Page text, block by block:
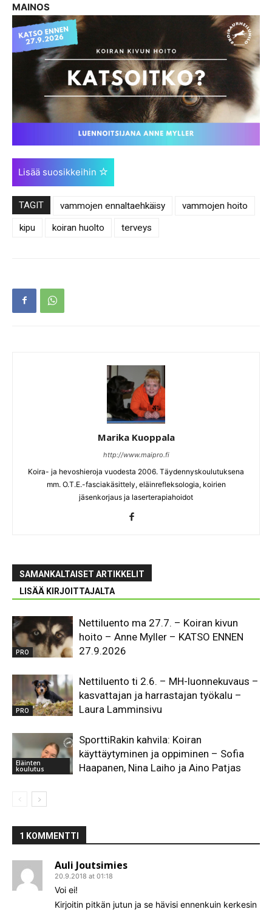
MAINOS
Lisää suosikkeihin
TAGIT vammojen ennaltaehkäisy
vammojen hoito
kipu
koiran huolto terveys
Marika Kuoppala
http://www.maipro.fi
Koira- ja hevoshieroja vuodesta 2006. Täydennyskoulutuksena
mm. O.T.E.-fasciakäsittely, eläinrefleksologia, koirien
jäsenkorjaus ja laserterapiahoidot
SAMANKALTAISET ARTIKKELIT
LISÄÄ KIRJOITTAJALTA
PRO
Nettiluento ma 27.7. – Koiran kivun
hoito – Anne Myller – KATSO ENNEN
27.9.2026
PRO
Nettiluento ti 2.6. – MH-luonnekuvaus –
kasvattajan ja harrastajan työkalu –
Laura Lamminsivu
Eläinten
koulutus
SporttiRakin kahvila: Koiran
käyttäytyminen ja oppiminen – Sofia
Haapanen, Nina Laiho ja Aino Patjas
1 KOMMENTTI
Auli Joutsimies
20.9.2018 at 01:18
Voi ei!
Kirjoitin pitkän jutun ja se hävisi ennenkuin kerkesin